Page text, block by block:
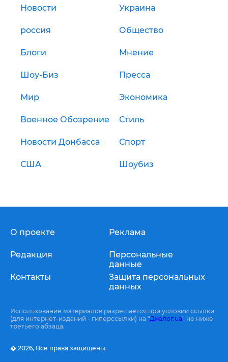
Новости Украина
россия Общество
Блоги Мнение
Шоу-Биз Пресса
Мир Экономика
Военное Обозрение Стиль
Новости Донбасса Спорт
США Шоубиз
О проекте
Редакция
Контакты
Реклама
Персональные
данные
Защита персональных
данных
Использование материалов разрешается при условии ссылки
(для интернет-изданий - гиперссылки) на "Диалог.ua" не ниже
третьего абзаца.
� 2026, Все права защищены.